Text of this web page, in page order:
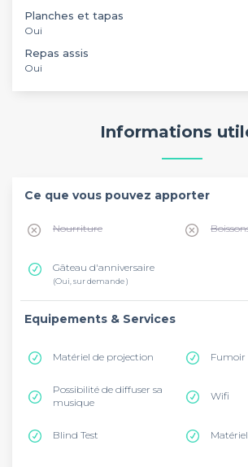
Planches et tapas
Oui
Repas assis
Oui
Informations
Ce que vous pouvez apporter
Nourriture
Gâteau d'anniversaire
(Oui, sur demande )
Equipements & Services
Matériel de projection Fumoir
Possibilité de diffuser sa
musique
Wifi
Blind Test